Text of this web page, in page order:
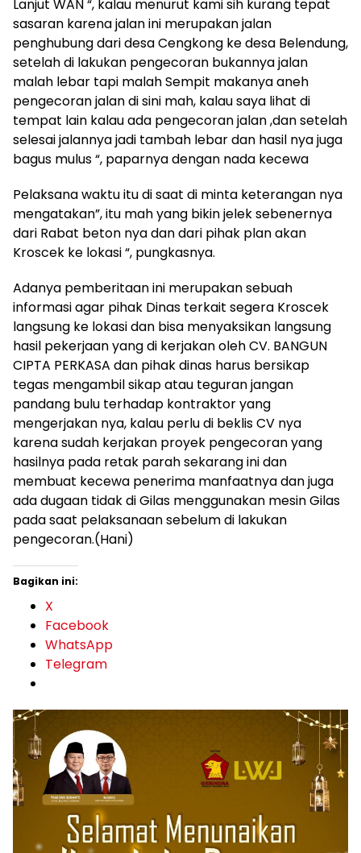
Lanjut WAN “, kalau menurut kami sih kurang tepat
sasaran karena jalan ini merupakan jalan
penghubung dari desa Cengkong ke desa Belendung,
setelah di lakukan pengecoran bukannya jalan
malah lebar tapi malah Sempit makanya aneh
pengecoran jalan di sini mah, kalau saya lihat di
tempat lain kalau ada pengecoran jalan ,dan setelah
selesai jalannya jadi tambah lebar dan hasil nya juga
bagus mulus “, paparnya dengan nada kecewa
Pelaksana waktu itu di saat di minta keterangan nya
mengatakan”, itu mah yang bikin jelek sebenernya
dari Rabat beton nya dan dari pihak plan akan
Kroscek ke lokasi “, pungkasnya.
Adanya pemberitaan ini merupakan sebuah
informasi agar pihak Dinas terkait segera Kroscek
langsung ke lokasi dan bisa menyaksikan langsung
hasil pekerjaan yang di kerjakan oleh CV. BANGUN
CIPTA PERKASA dan pihak dinas harus bersikap
tegas mengambil sikap atau teguran jangan
pandang bulu terhadap kontraktor yang
mengerjakan nya, kalau perlu di beklis CV nya
karena sudah kerjakan proyek pengecoran yang
hasilnya pada retak parah sekarang ini dan
membuat kecewa penerima manfaatnya dan juga
ada dugaan tidak di Gilas menggunakan mesin Gilas
pada saat pelaksanaan sebelum di lakukan
pengecoran.(Hani)
Bagikan ini:
X
Facebook
WhatsApp
Telegram